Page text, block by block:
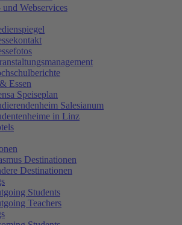
und Webservices
Essen
Speiseplan
Salesianum
in Linz
Destinationen
Destinationen
Students
Teachers